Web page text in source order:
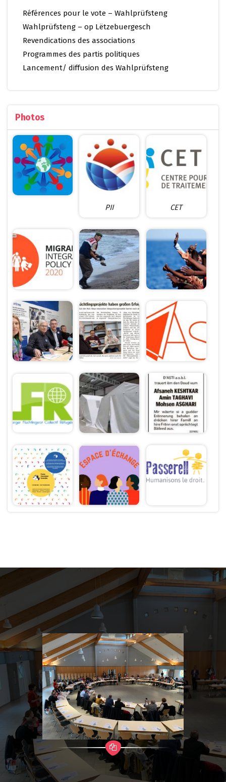
Références pour le vote – Wahlprüfsteng
Wahlprüfsteng – op Lëtzebuergesch
Revendications des associations
Programmes des partis politiques
Lancement/ diffusion des Wahlprüfsteng
Photos
PII CET